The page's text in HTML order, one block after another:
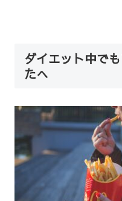
ダイエット中で
たへ